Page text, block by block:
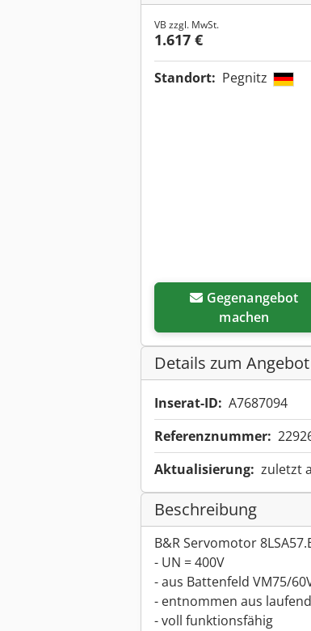
VB zzgl. MwSt.
1.617 €
Standort: Pegnitz
machen
Details zum Angebot
Inserat-ID: A7687094
Referenznummer:
Aktualisierung: zuletzt
Beschreibung
B&R Servomotor
- UN = 400V
- aus Battenfeld VM75/
- entnommen aus
- voll funktionsfähig